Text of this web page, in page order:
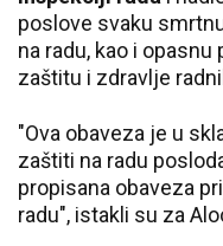
poslove svaku
na radu, kao i
zaštitu i zdravlje
"Ova obaveza je u
zaštiti na radu
propisana obaveza
radu", istakli su za